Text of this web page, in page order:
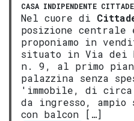
CASA INDIPENDENTE
Nel cuore di
posizione centrale
proponiamo in
situato in Via
n. 9, al primo
palazzina senza
'immobile, di circa
da ingresso, ampio
con balcon […]